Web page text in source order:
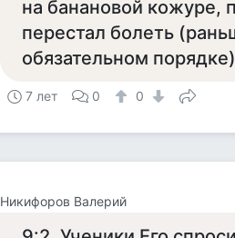
на банановой кожуре,
перестал болеть
обязательном
7 лет 0 0
Никифоров Валерий